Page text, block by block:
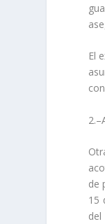
El
de
15